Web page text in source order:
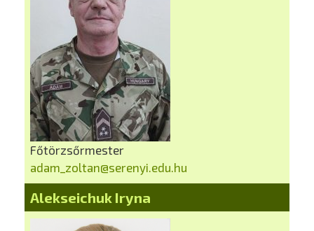
Főtörzsőrmester
adam_zoltan@serenyi.edu.hu
Alekseichuk Iryna